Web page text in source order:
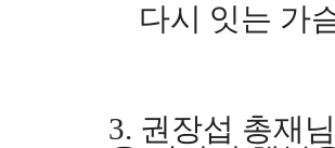
다시 잇는 가
3. 권장섭 총재